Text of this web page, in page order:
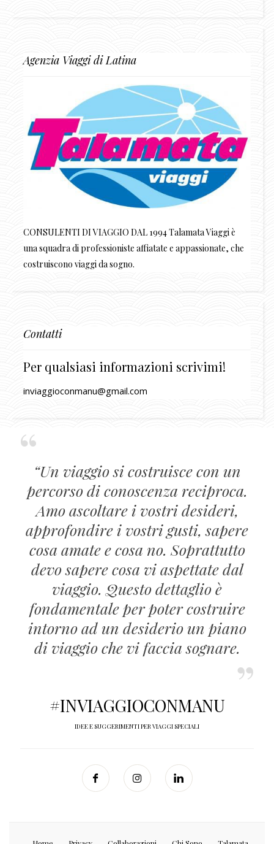
Agenzia Viaggi di Latina
CONSULENTI DI VIAGGIO DAL 1994 Talamata Viaggi è
una squadra di professioniste affiatate e appassionate, che
costruiscono viaggi da sogno.
Contatti
Per qualsiasi informazioni scrivimi!
inviaggioconmanu@gmail.com
“Un viaggio si costruisce con un
percorso di conoscenza reciproca.
Amo ascoltare i vostri desideri,
approfondire i vostri gusti, sapere
cosa amate e cosa no. Soprattutto
devo sapere cosa vi aspettate dal
viaggio. Questo dettaglio è
fondamentale per poter costruire
intorno ad un desiderio un piano
di viaggio che vi faccia sognare.
#INVIAGGIOCONMANU
IDEE E SUGGERIMENTI PER VIAGGI SPECIALI